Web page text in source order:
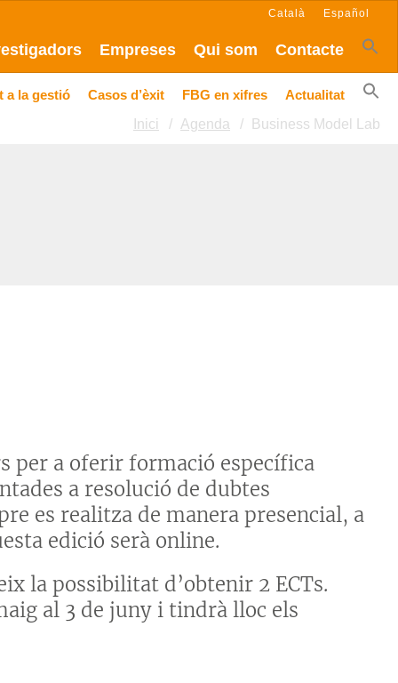
Empreses Qui som Contacte
Català Español
a la gestió Casos d’èxit FBG en xifres
Actualitat
Inici
Agenda Business Model Lab
per a oferir formació específica
a resolució de dubtes
es realitza de manera presencial, a
edició serà online.
la possibilitat d’obtenir 2 ECTs.
al 3 de juny i tindrà lloc els